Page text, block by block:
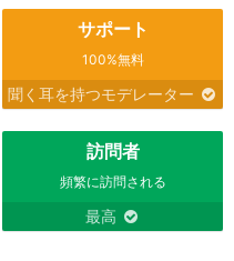
サポート
100%無料
聞く耳を持つモデレーター
訪問者
頻繁に訪問される
最高